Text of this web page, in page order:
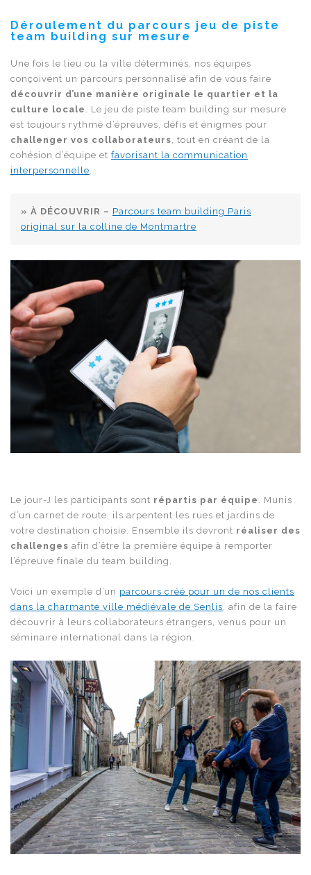
Déroulement du parcours jeu de piste
team building sur mesure
Une fois le lieu ou la ville déterminés, nos équipes
conçoivent un parcours personnalisé afin de vous faire
découvrir d’une manière originale le quartier et la
culture locale
. Le jeu de piste team building sur mesure
est toujours rythmé d’épreuves, défis et énigmes pour
challenger vos collaborateurs , tout en créant de la
cohésion d’équipe et favorisant la communication
interpersonnelle
» À DÉCOUVRIR – Parcours team building Paris
original sur la colline de Montmartre
Le jour-J les participants sont répartis par équipe . Munis
d’un carnet de route, ils arpentent les rues et jardins de
votre destination choisie. Ensemble ils devront réaliser des
challenges afin d’être la première équipe à remporter
l’épreuve finale du team building.
Voici un exemple d’un parcours créé pour un de nos clients
dans la charmante ville médiévale de Senlis, afin de la faire
découvrir à leurs collaborateurs étrangers, venus pour un
séminaire international dans la région.